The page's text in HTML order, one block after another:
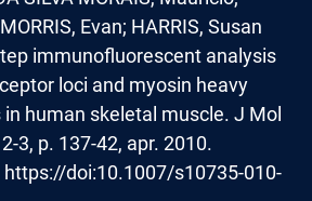
Evan; HARRIS, Susan
immunofluorescent analysis
loci and myosin heavy
human skeletal muscle. J Mol
3, p. 137-42, apr. 2010.
https://doi:10.1007/s10735-010-